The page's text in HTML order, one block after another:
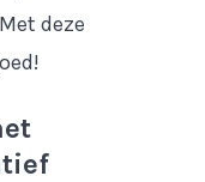
Met deze